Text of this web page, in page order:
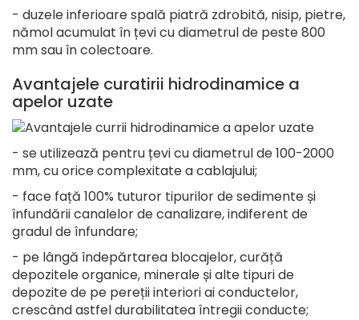
- duzele inferioare spală piatră zdrobită, nisip, pietre,
nămol acumulat în țevi cu diametrul de peste 800
mm sau în colectoare.
Avantajele curatirii hidrodinamice a
apelor uzate
- se utilizează pentru țevi cu diametrul de 100-2000
mm, cu orice complexitate a cablajului;
- face față 100% tuturor tipurilor de sedimente și
înfundării canalelor de canalizare, indiferent de
gradul de înfundare;
- pe lângă îndepărtarea blocajelor, curăță
depozitele organice, minerale și alte tipuri de
depozite de pe pereții interiori ai conductelor,
crescând astfel durabilitatea întregii conducte;